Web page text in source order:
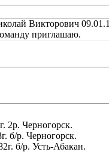
Викторович
приглашаю.
2р. Черногорск.
б/р. Черногорск.
б/р. Усть-Абакан.